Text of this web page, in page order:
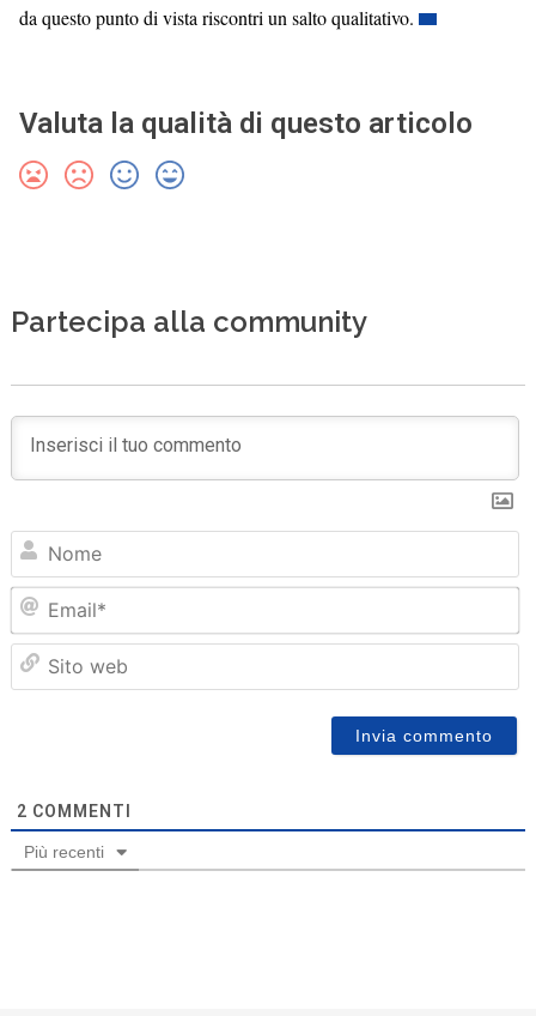
da questo punto di vista riscontri un salto qualitativo.
Valuta la qualità di questo articolo
Partecipa alla community
2 COMMENTI
Più recenti